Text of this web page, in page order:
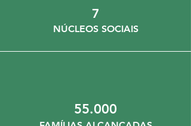
7
NÚCLEOS SOCIAIS
55.000